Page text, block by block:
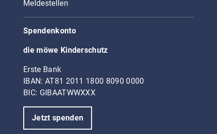
Meldestellen
Spendenkonto
die möwe Kinderschutz
Erste Bank
IBAN: AT81 2011 1800 8090 0000
BIC: GIBAATWWXXX
Jetzt spenden